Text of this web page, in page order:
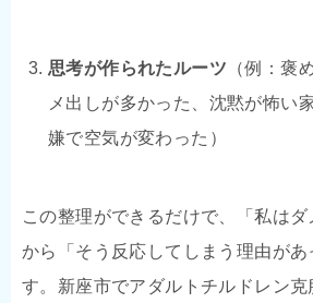
思考が作られたルーツ （例：褒
メ出しが多かった、沈黙が怖い
嫌で空気が変わった）
この整理ができるだけで、「私はダ
から「そう反応してしまう理由があ
す。新座市でアダルトチルドレン克